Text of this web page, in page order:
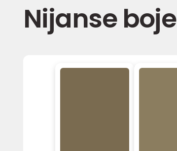
Nijanse boje